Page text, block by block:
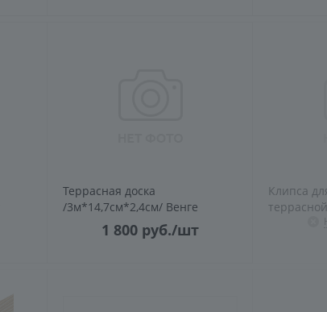
Террасная доска
/3м*14,7см*2,4см/ Венге
1 800 руб./шт
Клипса